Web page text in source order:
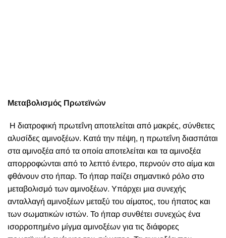
Μεταβολισμός Πρωτεϊνών
Η διατροφική πρωτεΐνη αποτελείται από μακρές, σύνθετες
αλυσίδες αμινοξέων. Κατά την πέψη, η πρωτεΐνη διασπάται
στα αμινοξέα από τα οποία αποτελείται και τα αμινοξέα
απορροφώνται από το λεπτό έντερο, περνούν στο αίμα και
φθάνουν στο ήπαρ. Το ήπαρ παίζει σημαντικό ρόλο στο
μεταβολισμό των αμινοξέων. Υπάρχει μια συνεχής
ανταλλαγή αμινοξέων μεταξύ του αίματος, του ήπατος και
των σωματικών ιστών. Το ήπαρ συνθέτει συνεχώς ένα
ισορροπημένο μίγμα αμινοξέων για τις διάφορες